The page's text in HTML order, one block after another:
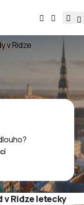
v Ridze
v Ridze letecky